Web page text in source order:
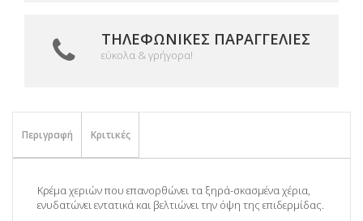
ΤΗΛΕΦΩΝΙΚΈΣ ΠΑΡΑΓΓΕΛΊΕΣ
εύκολα & γρήγορα!
Περιγραφή Κριτικές
Κρέμα χεριών που επανορθώνει τα ξηρά-σκασμένα χέρια,
ενυδατώνει εντατικά και βελτιώνει την όψη της επιδερμίδας.